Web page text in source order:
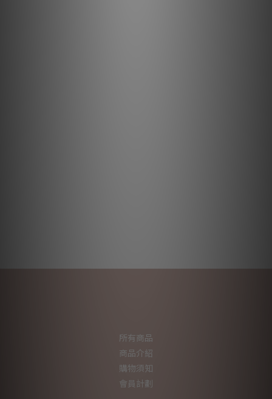
所有商品
商品介紹
購物須知
會員計劃